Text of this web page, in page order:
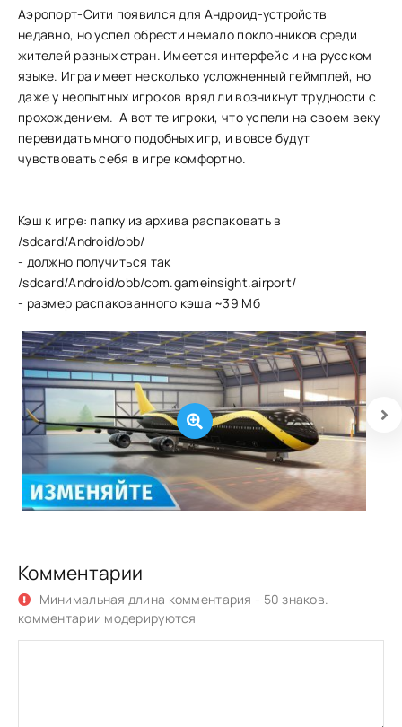
Аэропорт-Сити появился для Андроид-устройств
недавно, но успел обрести немало поклонников среди
жителей разных стран. Имеется интерфейс и на русском
языке. Игра имеет несколько усложненный геймплей, но
даже у неопытных игроков вряд ли возникнут трудности с
прохождением. А вот те игроки, что успели на своем веку
перевидать много подобных игр, и вовсе будут
чувствовать себя в игре комфортно.
Кэш к игре: папку из архива распаковать в
/sdcard/Android/obb/
- должно получиться так
/sdcard/Android/obb/com.gameinsight.airport/
- размер распакованного кэша ~39 Мб
Комментарии
Минимальная длина комментария - 50 знаков.
комментарии модерируются